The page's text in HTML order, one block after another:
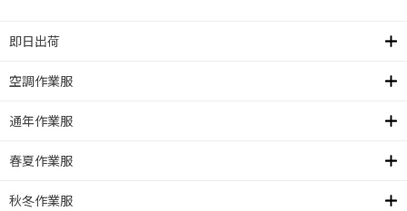
即日出荷
空調作業服
通年作業服
春夏作業服
秋冬作業服